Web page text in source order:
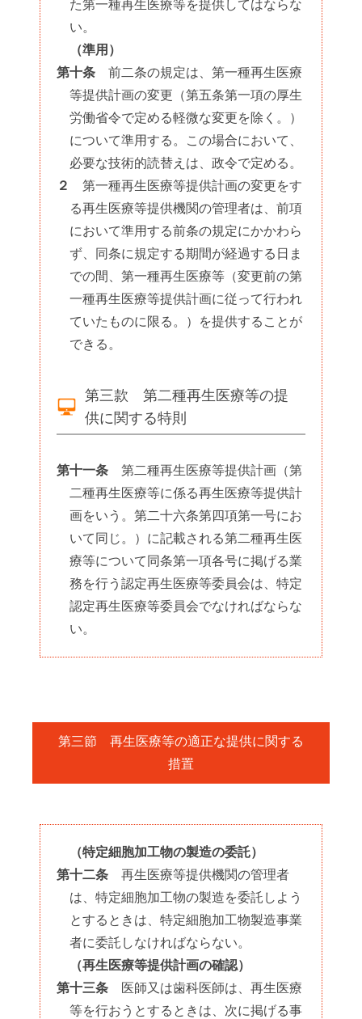
た第一種再生医療等を提供してはならな
い。
（準用）
第十条 前二条の規定は、第一種再生医療
等提供計画の変更（第五条第一項の厚生
労働省令で定める軽微な変更を除く。）
について準用する。この場合において、
必要な技術的読替えは、政令で定める。
２
第一種再生医療等提供計画の変更をす
る再生医療等提供機関の管理者は、前項
において準用する前条の規定にかかわら
ず、同条に規定する期間が経過する日ま
での間、第一種再生医療等（変更前の第
一種再生医療等提供計画に従って行われ
ていたものに限る。）を提供することが
できる。
第三款 第二種再生医療等の提
供に関する特則
第十一条 第二種再生医療等提供計画（第
二種再生医療等に係る再生医療等提供計
画をいう。第二十六条第四項第一号にお
いて同じ。）に記載される第二種再生医
療等について同条第一項各号に掲げる業
務を行う認定再生医療等委員会は、特定
認定再生医療等委員会でなければならな
い。
第三節 再生医療等の適正な提供に関する
措置
（特定細胞加工物の製造の委託）
第十二条 再生医療等提供機関の管理者
は、特定細胞加工物の製造を委託しよう
とするときは、特定細胞加工物製造事業
者に委託しなければならない。
（再生医療等提供計画の確認）
第十三条 医師又は歯科医師は、再生医療
等を行おうとするときは、次に掲げる事